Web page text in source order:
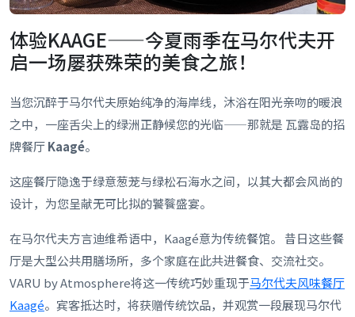
体验KAAGE——今夏雨季在马尔代夫开
启一场屡获殊荣的美食之旅！
当您沉醉于马尔代夫原始纯净的海岸线，沐浴在阳光亲吻的暖浪
之中，一座舌尖上的绿洲正静候您的光临——那就是 瓦露岛的招
牌餐厅Kaagé。
这座餐厅隐逸于绿意葱茏与绿松石海水之间，以其大都会风尚的
设计，为您呈献无可比拟的饕餮盛宴。
在马尔代夫方言迪维希语中，Kaagé意为传统餐馆。 昔日这些餐
厅是大型公共用膳场所，多个家庭在此共进餐食、交流社交。
VARU by Atmosphere将这一传统巧妙重现于马尔代夫风味餐厅
Kaagé。宾客抵达时，将获赠传统饮品，并观赏一段展现马尔代